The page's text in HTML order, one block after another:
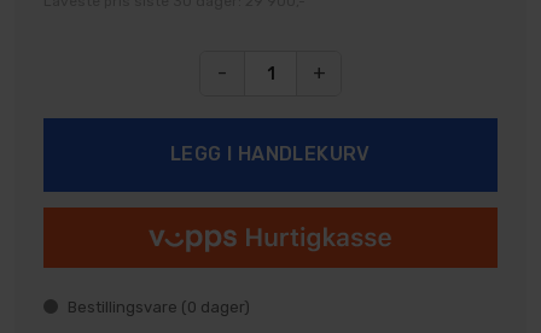
- +
Bestillingsvare (0 dager)